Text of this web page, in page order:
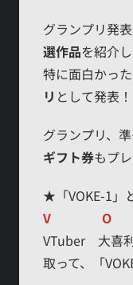
グランプリ発
選作品を紹介し
特に面白かっ
リ として発表！
グランプリ、
ギフト券もプ
★「VOKE-1」
V O
VTuber 大喜
取って、「